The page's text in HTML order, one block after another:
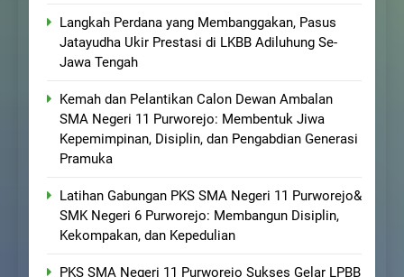
Langkah Perdana yang Membanggakan, Pasus
Jatayudha Ukir Prestasi di LKBB Adiluhung Se-
Jawa Tengah
Kemah dan Pelantikan Calon Dewan Ambalan
SMA Negeri 11 Purworejo: Membentuk Jiwa
Kepemimpinan, Disiplin, dan Pengabdian Generasi
Pramuka
Latihan Gabungan PKS SMA Negeri 11 Purworejo&
SMK Negeri 6 Purworejo: Membangun Disiplin,
Kekompakan, dan Kepedulian
PKS SMA Negeri 11 Purworejo Sukses Gelar LPBB